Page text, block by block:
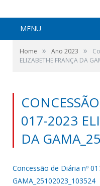
MENU
Home » Ano 2023 »
ELIZABETHE FRANÇA DA
017-2023
DA
Concessão de Diária nº
GAMA_25102023_103524